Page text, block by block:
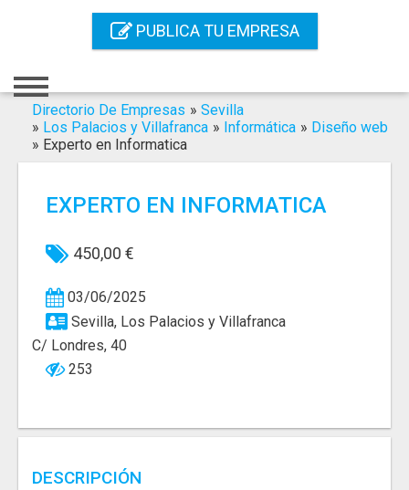
PUBLICA TU EMPRESA
Registro
Contacto
Buscar
Directorio De Empresas » Sevilla
» Los Palacios y Villafranca » Informática » Diseño web
» Experto en Informatica
EXPERTO EN INFORMATICA
450,00 €
03/06/2025
Sevilla, Los Palacios y Villafranca
C/ Londres, 40
253
DESCRIPCIÓN